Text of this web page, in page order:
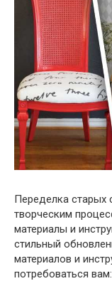
Переделка старых
творческим
материалы и
стильный
материалов и
потребоваться вам: